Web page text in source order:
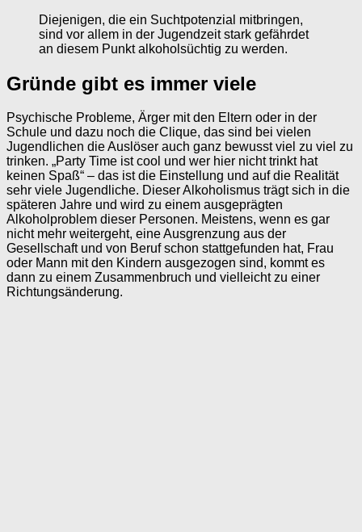
Diejenigen, die ein Suchtpotenzial mitbringen,
sind vor allem in der Jugendzeit stark gefährdet
an diesem Punkt alkoholsüchtig zu werden.
Gründe gibt es immer viele
Psychische Probleme, Ärger mit den Eltern oder in der
Schule und dazu noch die Clique, das sind bei vielen
Jugendlichen die Auslöser auch ganz bewusst viel zu viel zu
trinken. „Party Time ist cool und wer hier nicht trinkt hat
keinen Spaß“ – das ist die Einstellung und auf die Realität
sehr viele Jugendliche. Dieser Alkoholismus trägt sich in die
späteren Jahre und wird zu einem ausgeprägten
Alkoholproblem dieser Personen. Meistens, wenn es gar
nicht mehr weitergeht, eine Ausgrenzung aus der
Gesellschaft und von Beruf schon stattgefunden hat, Frau
oder Mann mit den Kindern ausgezogen sind, kommt es
dann zu einem Zusammenbruch und vielleicht zu einer
Richtungsänderung.